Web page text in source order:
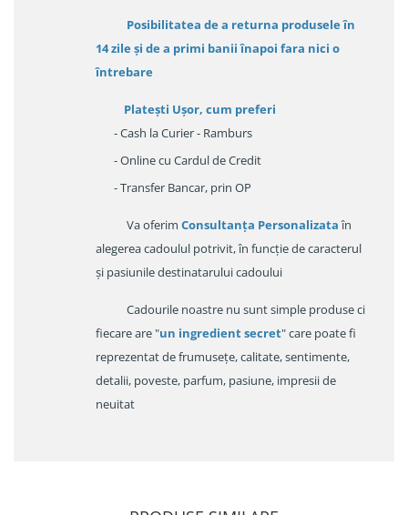
Posibilitatea de a returna produsele în
14 zileși de a primi banii înapoi fara nici o
întrebare
Platești Ușor, cum preferi
- Cash la Curier - Ramburs
- Online cu Cardul de Credit
- Transfer Bancar, prin OP
Va oferim Consultanța Personalizataîn
alegerea cadoulul potrivit, în funcție de caracterul
și pasiunile destinatarului cadoului
Cadourile noastre nu sunt simple produse ci
fiecare are "un ingredient secret" care poate fi
reprezentat de frumusețe, calitate, sentimente,
detalii, poveste, parfum, pasiune, impresii de
neuitat